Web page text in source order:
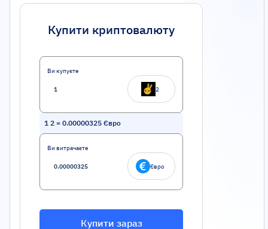
Купити криптовалюту
Ви купуєте
2
1 2 = 0.00000325 Євро
Ви витрачаєте
Євро
Купити зараз